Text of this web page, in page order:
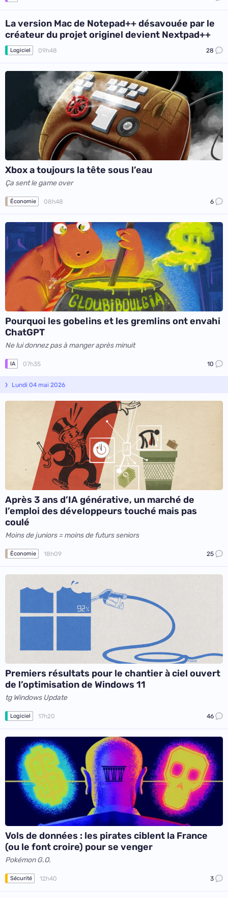
La version Mac de Notepad++ désavouée par le
créateur du projet originel devient Nextpad++
Logiciel 09h48 28
Xbox a toujours la tête sous l’eau
Ça sent le game over
Économie 08h48 6
Pourquoi les gobelins et les gremlins ont envahi
ChatGPT
Ne lui donnez pas à manger après minuit
IA 07h35 10
Lundi 04 mai 2026
Après 3 ans d’IA générative, un marché de
l’emploi des développeurs touché mais pas
coulé
Moins de juniors = moins de futurs seniors
Économie 18h09 25
Premiers résultats pour le chantier à ciel ouvert
de l’optimisation de Windows 11
tg Windows Update
Logiciel 17h20 46
Vols de données : les pirates ciblent la France
(ou le font croire) pour se venger
Pokémon G.O.
Sécurité 12h40 3